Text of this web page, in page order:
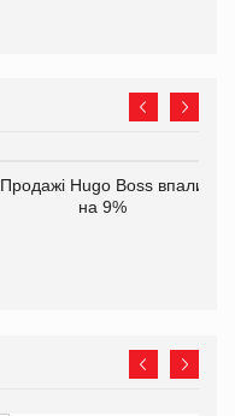
Продажі Hugo Boss впали
на 9%